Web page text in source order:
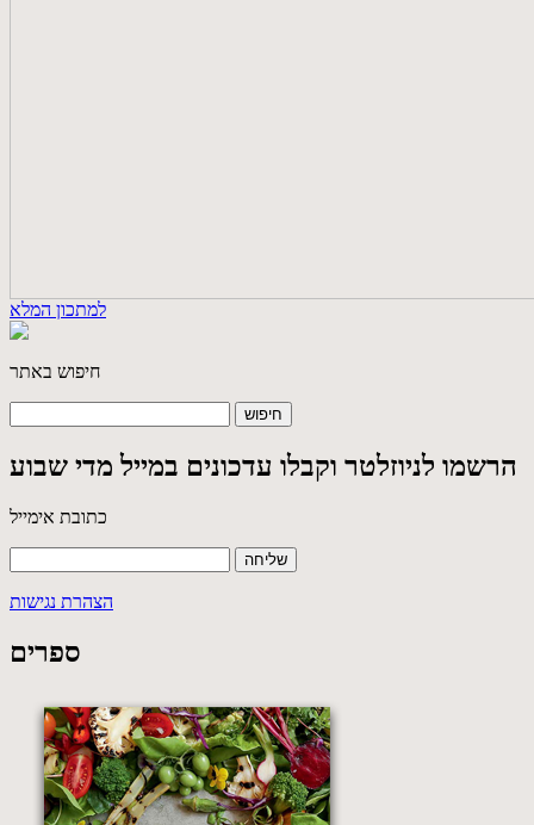
למתכון המלא
חיפוש באתר
הרשמו לניוזלטר וקבלו עדכונים במייל מדי שבוע
כתובת אימייל
הצהרת נגישות
ספרים